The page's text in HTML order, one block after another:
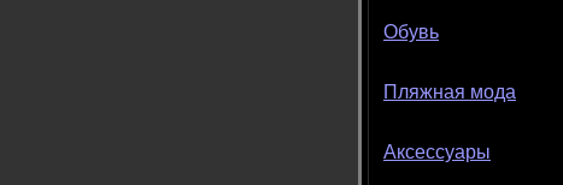
Обувь
Пляжная мода
Аксессуары